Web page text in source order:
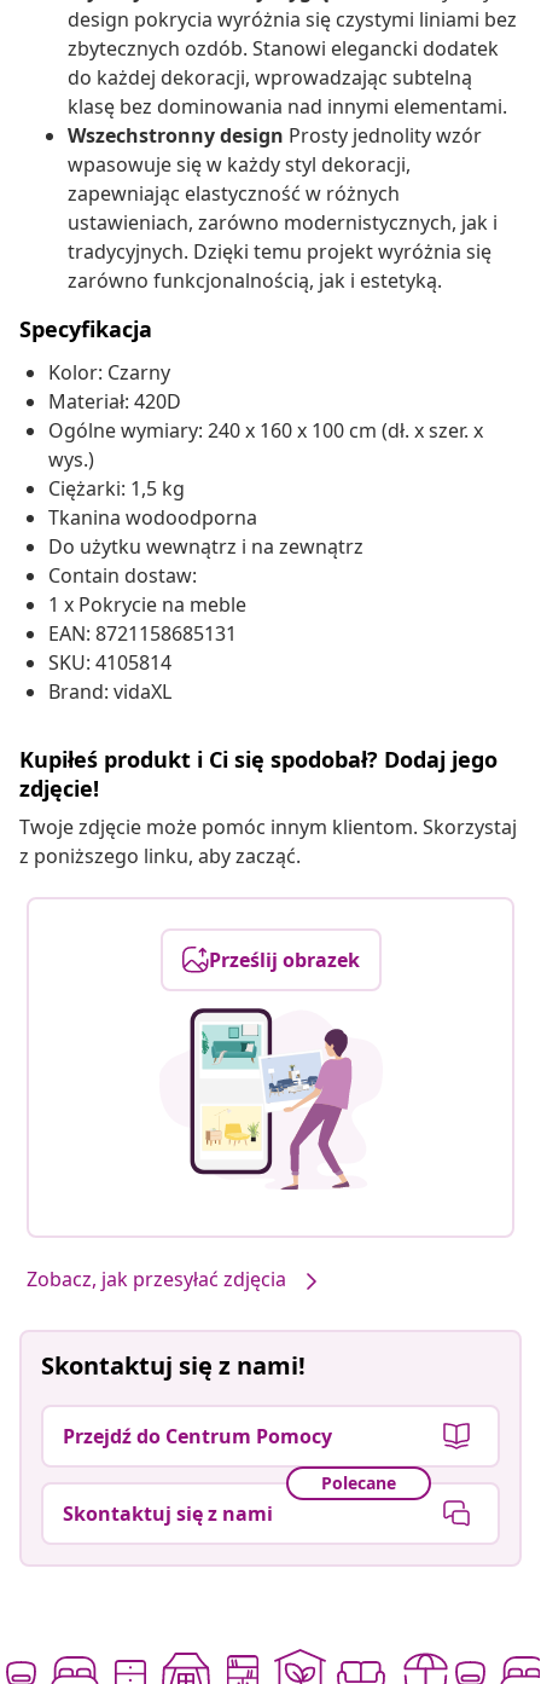
design pokrycia wyróżnia się czystymi liniami bez
zbytecznych ozdób. Stanowi elegancki dodatek
do każdej dekoracji, wprowadzając subtelną
klasę bez dominowania nad innymi elementami.
Wszechstronny design Prosty jednolity wzór
wpasowuje się w każdy styl dekoracji,
zapewniając elastyczność w różnych
ustawieniach, zarówno modernistycznych, jak i
tradycyjnych. Dzięki temu projekt wyróżnia się
zarówno funkcjonalnością, jak i estetyką.
Specyfikacja
Kolor: Czarny
Materiał: 420D
Ogólne wymiary: 240 x 160 x 100 cm (dł. x szer. x
wys.)
Ciężarki: 1,5 kg
Tkanina wodoodporna
Do użytku wewnątrz i na zewnątrz
Contain dostaw:
1 x Pokrycie na meble
EAN: 8721158685131
SKU: 4105814
Brand: vidaXL
Kupiłeś produkt i Ci się spodobał? Dodaj jego
zdjęcie!
Twoje zdjęcie może pomóc innym klientom. Skorzystaj
z poniższego linku, aby zacząć.
Prześlij obrazek
Zobacz, jak przesyłać zdjęcia
Skontaktuj się z nami!
Przejdź do Centrum Pomocy
Polecane
Skontaktuj się z nami